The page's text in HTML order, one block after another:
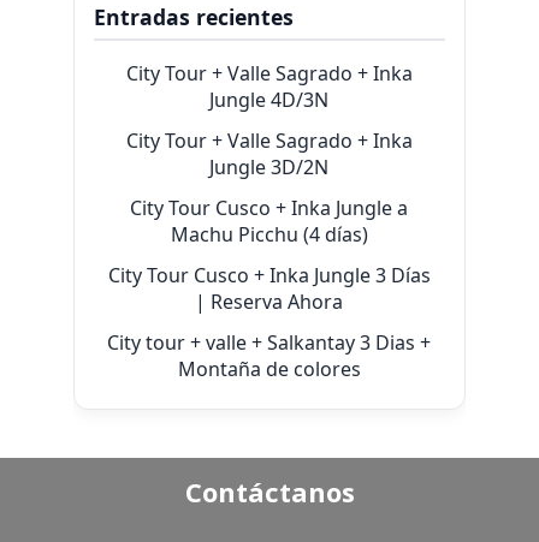
Entradas recientes
City Tour + Valle Sagrado + Inka
Jungle 4D/3N
City Tour + Valle Sagrado + Inka
Jungle 3D/2N
City Tour Cusco + Inka Jungle a
Machu Picchu (4 días)
City Tour Cusco + Inka Jungle 3 Días
| Reserva Ahora
City tour + valle + Salkantay 3 Dias +
Montaña de colores
Contáctanos